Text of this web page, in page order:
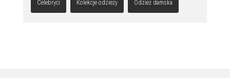
Celebryci Kolekcje odzieży Odzież damska